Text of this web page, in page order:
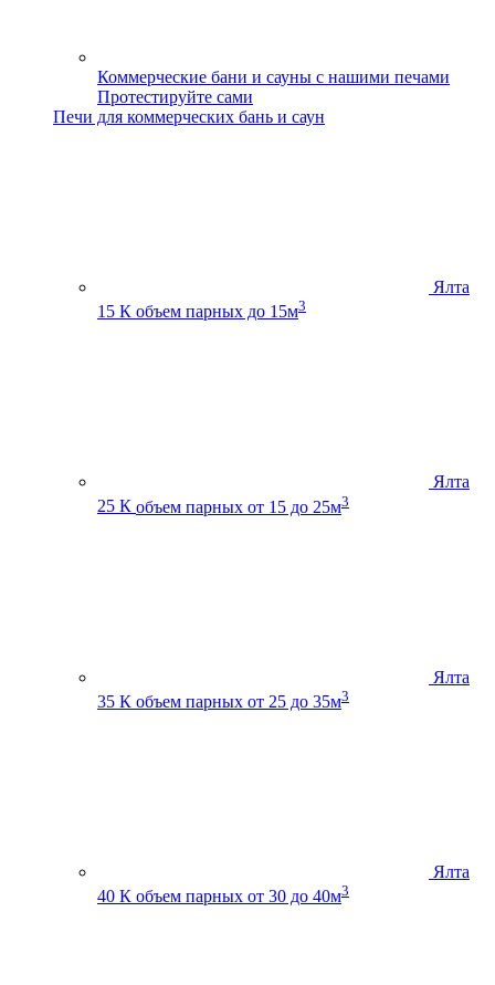
Коммерческие бани и сауны с нашими печами
Протестируйте сами
Печи для коммерческих бань и саун
Ялта
15 К объем парных до 15м3
Ялта
25 К объем парных от 15 до 25м3
Ялта
35 К объем парных от 25 до 35м3
Ялта
40 К объем парных от 30 до 40м3